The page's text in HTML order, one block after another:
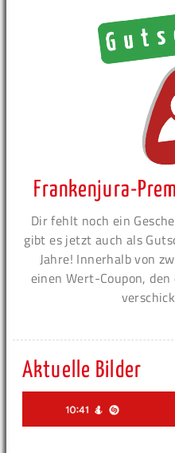
Frankenjura-
Dir fehlt noch ein
gibt es jetzt auch als
Jahre! Innerhalb von
einen Wert-Coupon,
Aktuelle Bilder